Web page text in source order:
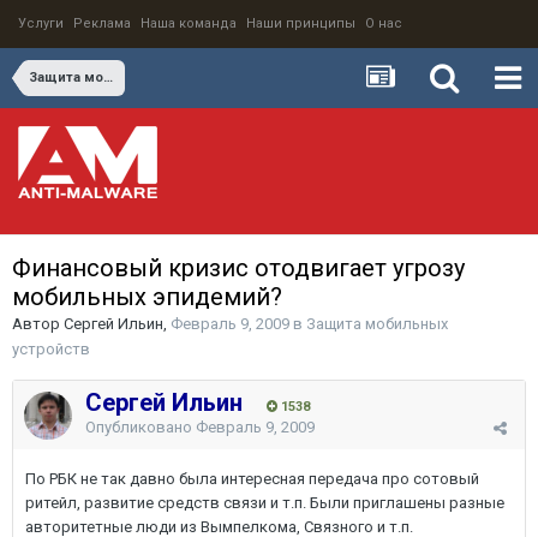
Услуги Реклама Наша команда Наши принципы О нас
Защита мобильных устройств
Финансовый кризис отодвигает угрозу
мобильных эпидемий?
Автор Сергей Ильин, Февраль 9, 2009 в Защита мобильных
устройств
Сергей Ильин 1538
Опубликовано Февраль 9, 2009
По РБК не так давно была интересная передача про сотовый
ритейл, развитие средств связи и т.п. Были приглашены разные
авторитетные люди из Вымпелкома, Связного и т.п.